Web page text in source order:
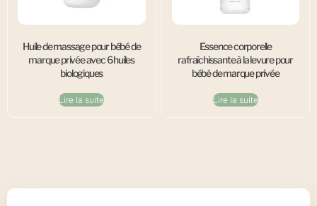
Huile de massage pour bébé de
marque privée avec 6 huiles
biologiques
Lire la suite
Essence corporelle
rafraîchissante à la levure pour
bébé de marque privée
Lire la suite